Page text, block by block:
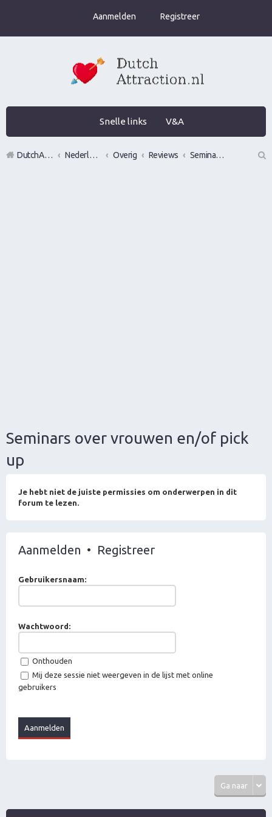
Aanmelden Registreer
Snelle links V&A
DutchAttraction.nl Nederlands grootste Dutch Attraction, Lifestyle, Vrouwen versieren en Pick-Up (PUA) Forum Overig Reviews
Seminars over vrouwen en/of pick up
Seminars over vrouwen en/of pick
up
Je hebt niet de juiste permissies om onderwerpen in dit
forum te lezen.
Aanmelden • Registreer
Gebruikersnaam:
Wachtwoord:
Onthouden
Mij deze sessie niet weergeven in de lijst met online
gebruikers
Ga naar